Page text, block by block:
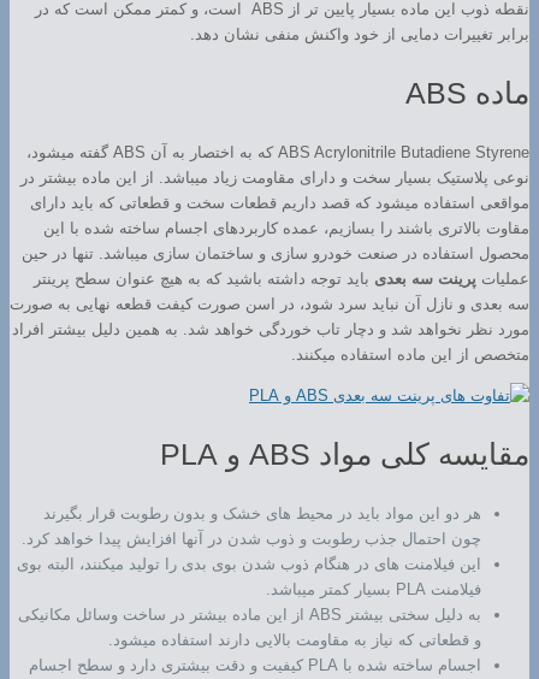
نقطه ذوب این ماده بسیار پایین تر از ABS است، و کمتر ممکن است که در
برابر تغییرات دمایی از خود واکنش منفی نشان دهد.
ماده ABS
ABS Acrylonitrile Butadiene Styrene که به اختصار به آن ABS گفته میشود،
نوعی پلاستیک بسیار سخت و دارای مقاومت زیاد میباشد. از این ماده بیشتر در
مواقعی استفاده میشود که قصد داریم قطعات سخت و قطعاتی که باید دارای
مقاوت بالاتری باشند را بسازیم، عمده کاربردهای اجسام ساخته شده با این
محصول استفاده در صنعت خودرو سازی و ساختمان سازی میباشد. تنها در حین
عملیات پرینت سه بعدی باید توجه داشته باشید که به هیچ عنوان سطح پرینتر
سه بعدی و نازل آن نباید سرد شود، در اسن صورت کیفت قطعه نهایی به صورت
مورد نظر نخواهد شد و دچار تاب خوردگی خواهد شد. به همین دلیل بیشتر افراد
متخصص از این ماده استفاده میکنند.
مقایسه کلی مواد ABS و PLA
هر دو این مواد باید در محیط های خشک و بدون رطوبت قرار بگیرند
چون احتمال جذب رطوبت و ذوب شدن در آنها افزایش پیدا خواهد کرد.
این فیلامنت های در هنگام ذوب شدن بوی بدی را تولید میکنند، البته بوی
فیلامنت PLA بسیار کمتر میباشد.
به دلیل سختی بیشتر ABS از این ماده بیشتر در ساخت وسائل مکانیکی
و قطعاتی که نیاز به مقاومت بالایی دارند استفاده میشود.
اجسام ساخته شده با PLA کیفیت و دقت بیشتری دارد و سطح اجسام